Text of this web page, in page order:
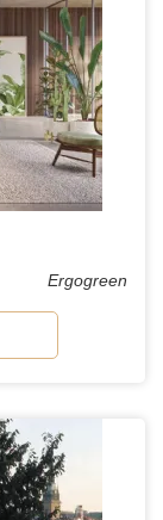
Ergogreen